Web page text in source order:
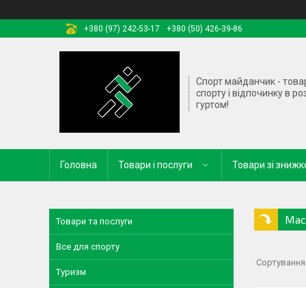
+380 (97) 242-53-17 +380 (50) 426-39-86
Спорт майданчик -
спорту і відпочинку в
гуртом!
Головна Товари і послуги Товари зі
Товари та послуги
Все для спорту
Туризм